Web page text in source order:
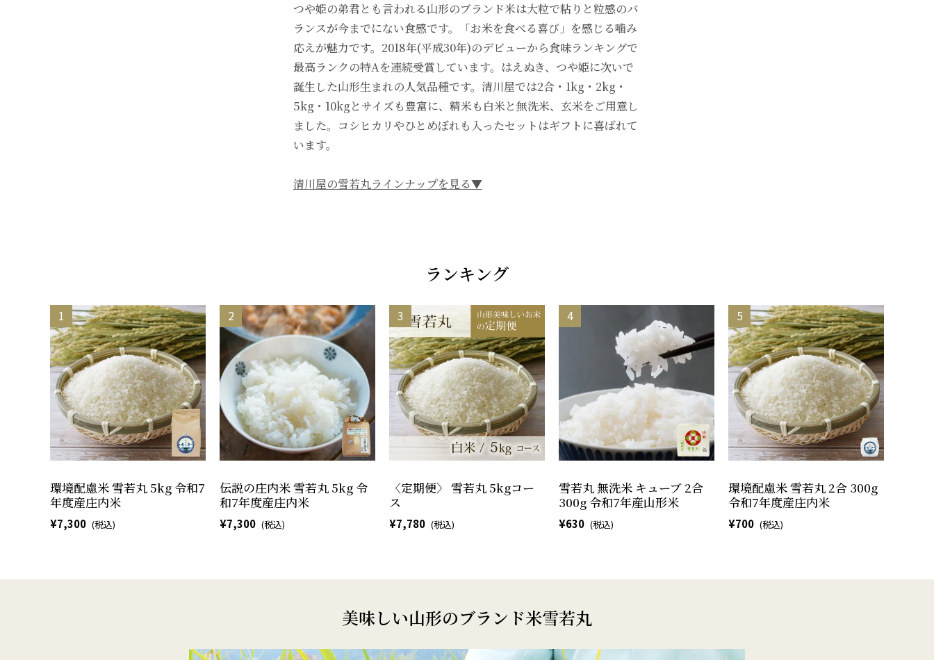
つや姫の弟君とも言われる山形のブランド米は大粒で粘りと粒感のバ
ランスが今までにない食感です。「お米を食べる喜び」を感じる噛み
応えが魅力です。2018年(平成30年)のデビューから食味ランキングで
最高ランクの特Aを連続受賞しています。はえぬき、つや姫に次いで
誕生した山形生まれの人気品種です。清川屋では2合・1kg・2kg・
5kg・10kgとサイズも豊富に、精米も白米と無洗米、玄米をご用意し
ました。コシヒカリやひとめぼれも入ったセットはギフトに喜ばれて
います。
清川屋の雪若丸ラインナップを見る▼
ランキング
環境配慮米 雪若丸 5kg 令和7
年度産庄内米
7,300
伝説の庄内米 雪若丸 5kg 令
和7年度産庄内米
7,300
〈定期便〉 雪若丸 5kgコー
ス
7,780
雪若丸 無洗米 キューブ 2合
300g 令和7年産山形米
630
環境配慮米 雪若丸 2合 300g
令和7年度産庄内米
700
美味しい山形のブランド米雪若丸